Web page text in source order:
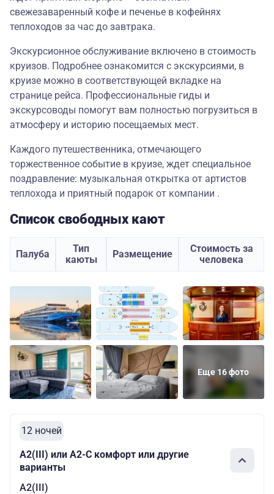
свежезаваренный кофе и печенье в кофейнях
теплоходов за час до завтрака.
Экскурсионное обслуживание включено в стоимость
круизов. Подробнее ознакомится с экскурсиями, в
круизе можно в соответствующей вкладке на
странице рейса. Профессиональные гиды и
экскурсоводы помогут вам полностью погрузиться в
атмосферу и историю посещаемых мест.
Каждого путешественника, отмечающего
торжественное событие в круизе, ждет специальное
поздравление: музыкальная открытка от артистов
теплохода и приятный подарок от компании .
Список свободных кают
Палуба
Тип
каюты
Размещение
Стоимость за
человека
Еще 16 фото
12 ночей
А2(III) или А2-С комфорт или другие
варианты
А2(III)